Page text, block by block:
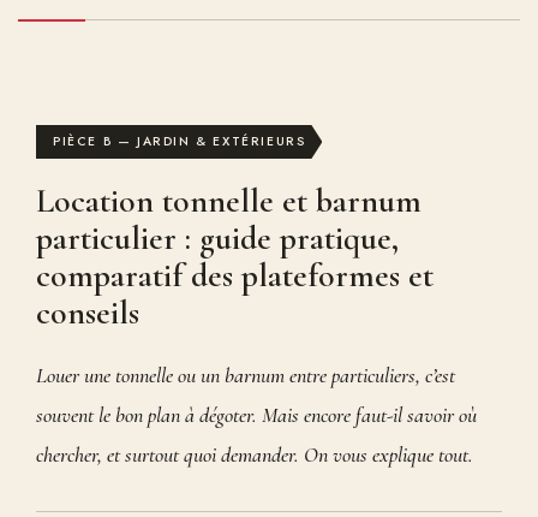
PIÈCE B — JARDIN & EXTÉRIEURS
Location tonnelle et barnum
particulier : guide pratique,
comparatif des plateformes et
conseils
Louer une tonnelle ou un barnum entre particuliers, c’est
souvent le bon plan à dégoter. Mais encore faut-il savoir où
chercher, et surtout quoi demander. On vous explique tout.